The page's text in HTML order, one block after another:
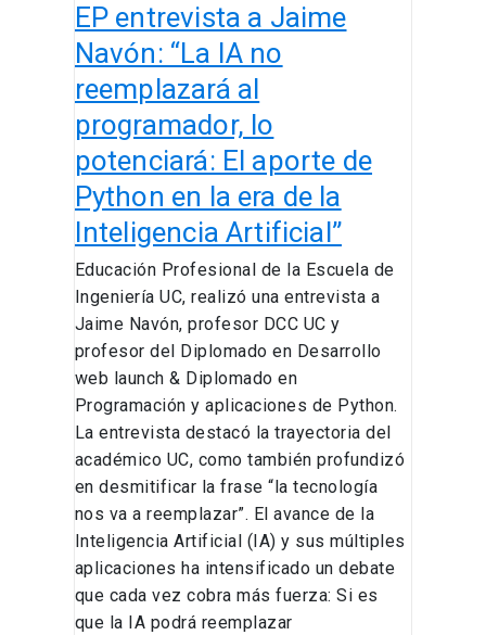
EP entrevista a Jaime
Navón: “La IA no
reemplazará al
programador, lo
potenciará: El aporte de
Python en la era de la
Inteligencia Artificial”
Educación Profesional de la Escuela de
Ingeniería UC, realizó una entrevista a
Jaime Navón, profesor DCC UC y
profesor del Diplomado en Desarrollo
web launch & Diplomado en
Programación y aplicaciones de Python.
La entrevista destacó la trayectoria del
académico UC, como también profundizó
en desmitificar la frase “la tecnología
nos va a reemplazar”. El avance de la
Inteligencia Artificial (IA) y sus múltiples
aplicaciones ha intensificado un debate
que cada vez cobra más fuerza: Si es
que la IA podrá reemplazar
programador,
lo
potenciará:
El
aporte
de
Python
en
la
era
de
la
Inteligencia
Artificial”